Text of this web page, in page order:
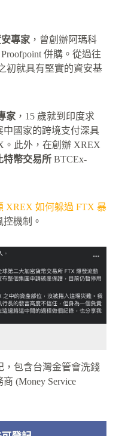
專家 ，曾創辦阿瑪科
併購。從過往
初就具有堅實的資安基
家 ，15 歲就到印度求
國家的跨境支付深具
。此外，在創辦 XREX
特幣交易所 BTCEx-
XREX 如何躲過 FTX 暴
機制。
，包含台灣金管會洗錢
(Money Service